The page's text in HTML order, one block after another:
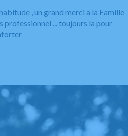
, un grand merci a la Famille
professionnel ... toujours la pour